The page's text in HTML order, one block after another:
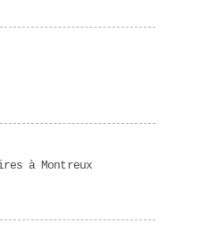
à Montreux